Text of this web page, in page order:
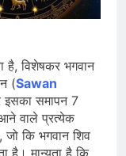
भारतीय
मिलेगा बढ़ावा
किया,
की विकास
India
को मजबूत
का बड़ा
है, विशेषकर भगवान
(Sawan
इसका समापन 7
वाले प्रत्येक
जो कि भगवान शिव
है। मान्यता है कि